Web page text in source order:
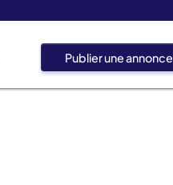
Publier une annonce